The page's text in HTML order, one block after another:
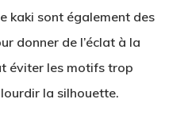
kaki sont également des
donner de l’éclat à la
éviter les motifs trop
la silhouette.